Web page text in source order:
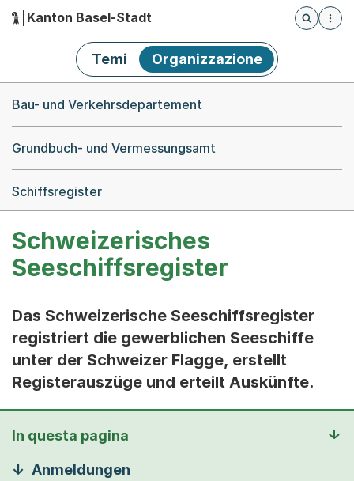
Hauptnavigation
Kanton Basel-Stadt
Öffnet
Temi Organizzazione
Bau- und Verkehrsdepartement
Grundbuch- und Vermessungsamt
Schiffsregister
Schweizerisches
Seeschiffsregister
Das Schweizerische Seeschiffsregister
registriert die gewerblichen Seeschiffe
unter der Schweizer Flagge, erstellt
Registerauszüge und erteilt Auskünfte.
In questa pagina
Anmeldungen